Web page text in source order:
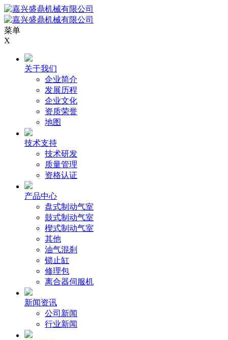
菜单
X
关于我们
企业简介
发展历程
企业文化
资质荣誉
地图
技术支持
技术研发
质量管理
资格认证
产品中心
盘式制动气室
鼓式制动气室
楔式制动气室
其他
油气混刹
锁止缸
修理包
离合器伺服机
新闻资讯
公司新闻
行业新闻